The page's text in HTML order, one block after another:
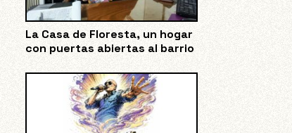
La Casa de Floresta, un hogar
con puertas abiertas al barrio